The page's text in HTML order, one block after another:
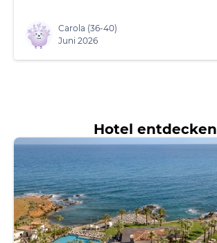
Carola (36-40)
Juni 2026
Hotel entdecken